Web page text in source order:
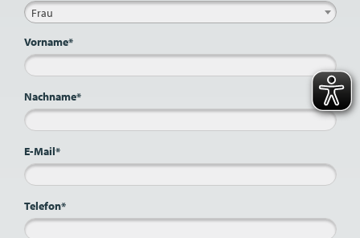
Frau
Vorname*
Nachname*
E-Mail*
Telefon*